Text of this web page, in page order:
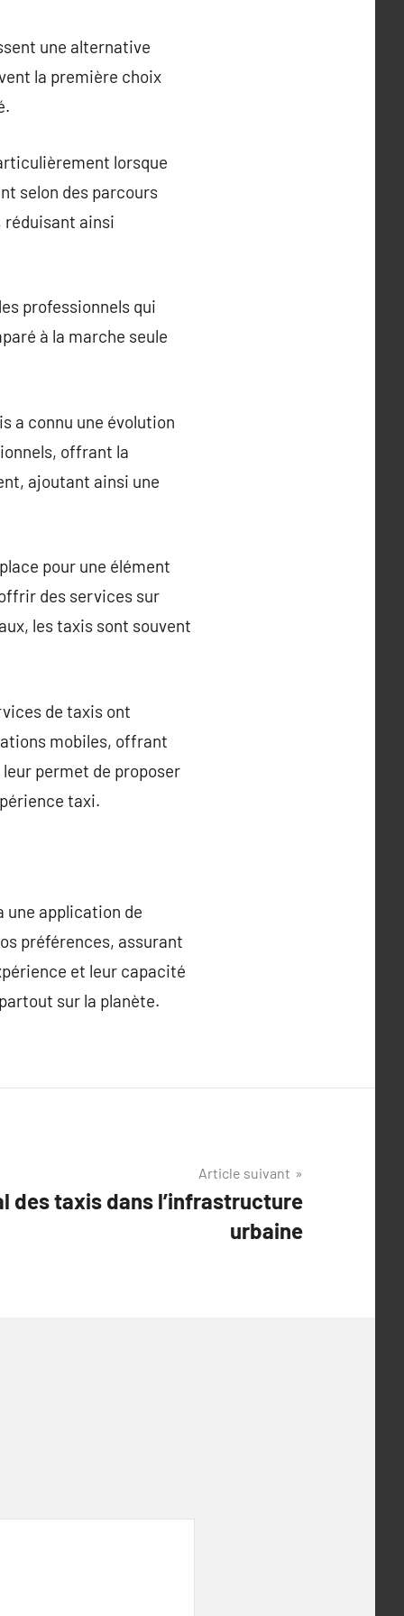
une alternative
la première choix
lorsque
selon des parcours
réduisant ainsi
professionnels qui
à la marche seule
a connu une évolution
offrant la
ajoutant ainsi une
pour une élément
des services sur
les taxis sont souvent
de taxis ont
mobiles, offrant
permet de proposer
taxi.
une application de
préférences, assurant
et leur capacité
sur la planète.
Article suivant
des taxis dans l’infrastructure
urbaine